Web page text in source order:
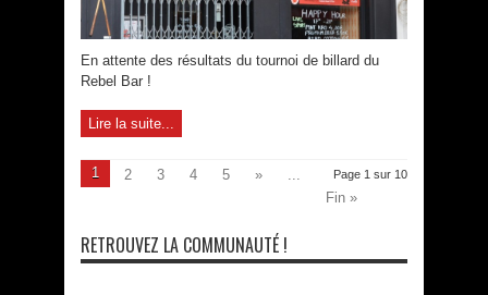
En attente des résultats du tournoi de billard du
Rebel Bar !
Lire la suite...
Page 1 sur 10
1 2 3 4 5 »
...
Fin »
RETROUVEZ LA COMMUNAUTÉ !